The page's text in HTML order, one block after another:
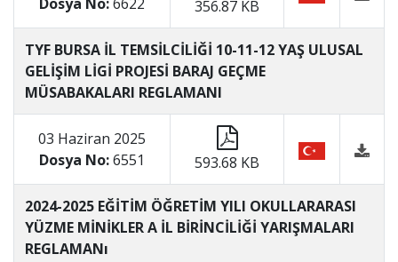
356.87 KB
TYF BURSA İL TEMSİLCİLİĞİ 10-11-12 YAŞ ULUSAL
GELİŞİM LİGİ PROJESİ BARAJ GEÇME
MÜSABAKALARI REGLAMANI
03 Haziran 2025
Dosya No:6551 593.68 KB
2024-2025 EĞİTİM ÖĞRETİM YILI OKULLARARASI
YÜZME MİNİKLER A İL BİRİNCİLİĞİ YARIŞMALARI
REGLAMANı